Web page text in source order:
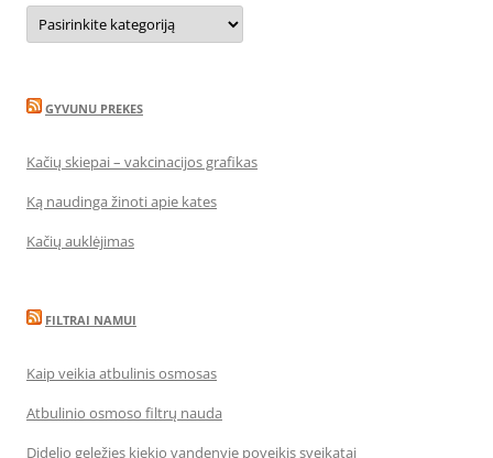
Kategorijos
GYVUNU PREKES
Kačių skiepai – vakcinacijos grafikas
Ką naudinga žinoti apie kates
Kačių auklėjimas
FILTRAI NAMUI
Kaip veikia atbulinis osmosas
Atbulinio osmoso filtrų nauda
Didelio geležies kiekio vandenyje poveikis sveikatai